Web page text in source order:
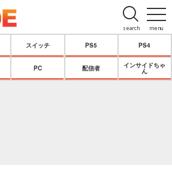
menu
search
スイッチ PS5 PS4
PC 配信者
インサイドちゃ
ん